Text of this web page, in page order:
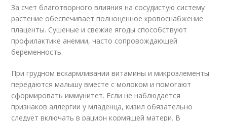
За счет благотворного влияния на сосудистую систему
растение обеспечивает полноценное кровоснабжение
плаценты. Сушеные и свежие ягоды способствуют
профилактике анемии, часто сопровождающей
беременность.
При грудном вскармливании витамины и микроэлементы
передаются малышу вместе с молоком и помогают
сформировать иммунитет. Если не наблюдается
признаков аллергии у младенца, кизил обязательно
следует включать в рацион кормящей матери. В